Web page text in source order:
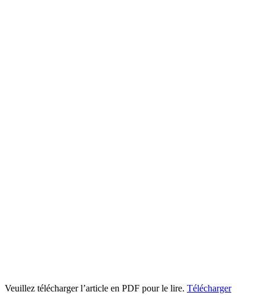
Veuillez télécharger l’article en PDF pour le lire. Télécharger